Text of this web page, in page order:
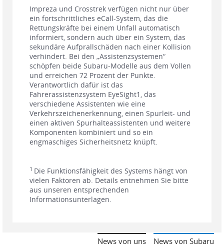
Impreza und Crosstrek verfügen nicht nur über
ein fortschrittliches eCall-System, das die
Rettungskräfte bei einem Unfall automatisch
informiert, sondern auch über ein System, das
sekundäre Aufprallschäden nach einer Kollision
verhindert. Bei den „Assistenzsystemen“
schöpfen beide Subaru-Modelle aus dem Vollen
und erreichen 72 Prozent der Punkte.
Verantwortlich dafür ist das
Fahrerassistenzsystem EyeSight1, das
verschiedene Assistenten wie eine
Verkehrszeichenerkennung, einen Spurleit- und
einen aktiven Spurhalteassistenten und weitere
Komponenten kombiniert und so ein
engmaschiges Sicherheitsnetz knüpft.
1 Die Funktionsfähigkeit des Systems hängt von
vielen Faktoren ab. Details entnehmen Sie bitte
aus unseren entsprechenden
Informationsunterlagen.
News von Subaru
News von uns